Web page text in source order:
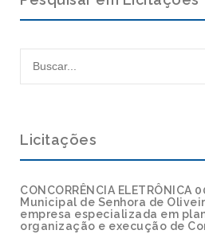
Licitações
CONCORRÊNCIA ELETRÔNICA
Municipal de Senhora de
empresa especializada em
organização e execução de